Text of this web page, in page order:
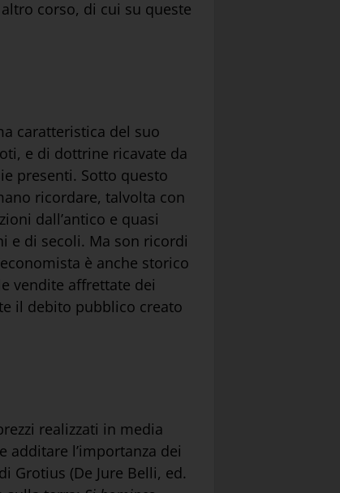
corso, di cui su queste
caratteristica del suo
e di dottrine ricavate da
presenti. Sotto questo
ricordare, talvolta con
dall’antico e quasi
e di secoli. Ma son ricordi
è anche storico
vendite affrettate dei
il debito pubblico creato
realizzati in media
additare l’importanza dei
Grotius (De Jure Belli, ed.